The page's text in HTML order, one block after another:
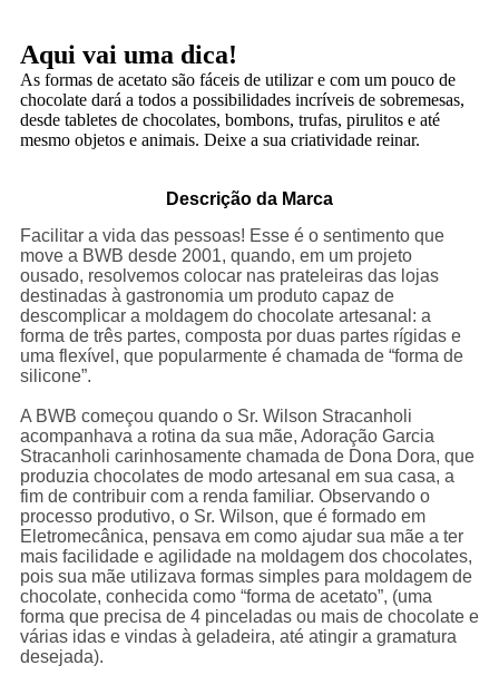
Aqui vai uma dica!
As formas de acetato são fáceis de utilizar e com um pouco de
chocolate dará a todos a possibilidades incríveis de sobremesas,
desde tabletes de chocolates, bombons, trufas, pirulitos e até
mesmo objetos e animais. Deixe a sua criatividade reinar.
Descrição da Marca
Facilitar a vida das pessoas! Esse é o sentimento que
move a BWB desde 2001, quando, em um projeto
ousado, resolvemos colocar nas prateleiras das lojas
destinadas à gastronomia um produto capaz de
descomplicar a moldagem do chocolate artesanal: a
forma de três partes, composta por duas partes rígidas e
uma flexível, que popularmente é chamada de “forma de
silicone”.
A BWB começou quando o Sr. Wilson Stracanholi
acompanhava a rotina da sua mãe, Adoração Garcia
Stracanholi carinhosamente chamada de Dona Dora, que
produzia chocolates de modo artesanal em sua casa, a
fim de contribuir com a renda familiar. Observando o
processo produtivo, o Sr. Wilson, que é formado em
Eletromecânica, pensava em como ajudar sua mãe a ter
mais facilidade e agilidade na moldagem dos chocolates,
pois sua mãe utilizava formas simples para moldagem de
chocolate, conhecida como “forma de acetato”, (uma
forma que precisa de 4 pinceladas ou mais de chocolate e
várias idas e vindas à geladeira, até atingir a gramatura
desejada).